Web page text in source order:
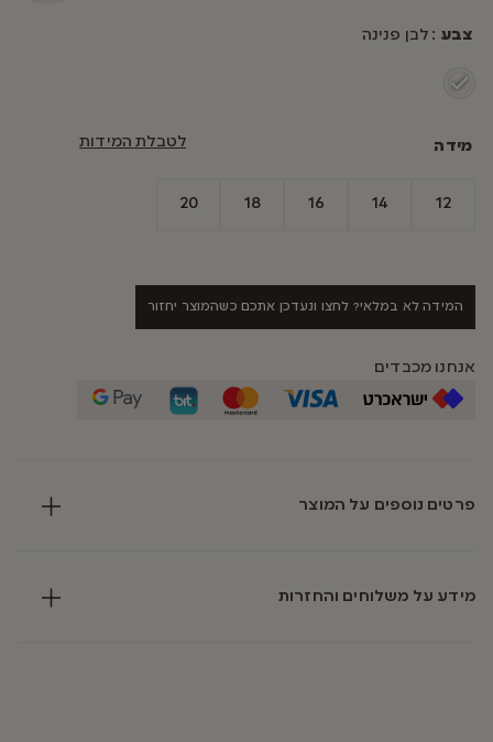
צבע : לבן פנינה
מידה
12
14
16
18
20
לטבלת המידות
המידה לא במלאי? לחצו ונעדכן אתכם כשהמוצר יחזור
אנחנו מכבדים
פרטים נוספים על המוצר
מידע על משלוחים והחזרות